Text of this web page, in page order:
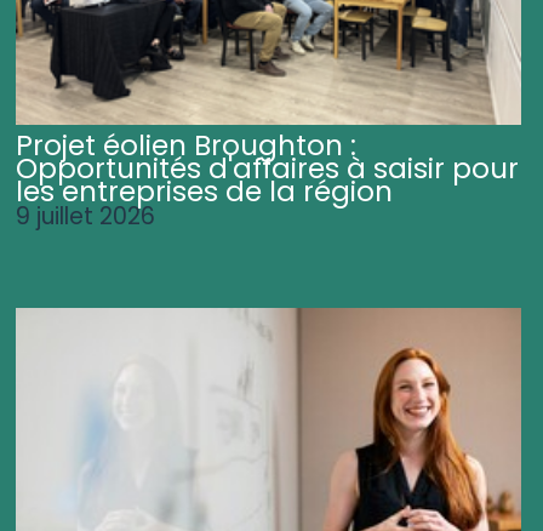
Projet éolien Broughton :
Opportunités d'affaires à saisir pour
les entreprises de la région
9 juillet 2026